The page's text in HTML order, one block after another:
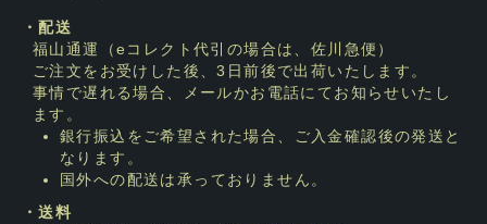
・配送
福山通運（eコレクト代引の場合は、佐川急便）
ご注文をお受けした後、3日前後で出荷いたします。
事情で遅れる場合、メールかお電話にてお知らせいたし
ます。
銀行振込をご希望された場合、ご入金確認後の発送と
なります。
国外への配送は承っておりません。
・送料